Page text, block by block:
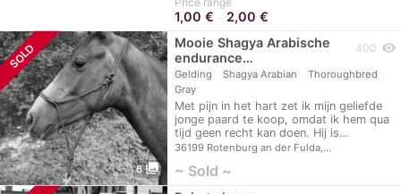
1,00 € 2,00 €
SOLD
6 photo_library
Mooie Shagya Arabische
endurance…
Gelding Shagya Arabian
Thoroughbred
Gray
Met pijn in het hart zet ik mijn geliefde
jonge paard te koop, omdat ik hem qua
tijd geen recht kan doen. Hij is…
36199 Rotenburg an der Fulda,…
400 visibility
~ Sold ~